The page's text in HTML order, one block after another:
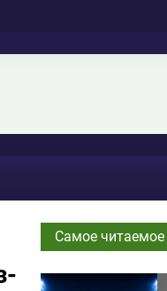
Самое читаемое